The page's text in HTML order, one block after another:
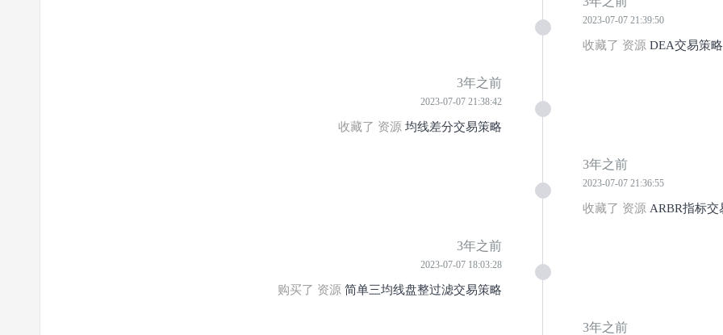
2023-07-07 21:39:50
收藏了 资源 DEA交易策略
3年之前
2023-07-07 21:38:42
收藏了 资源 均线差分交易策略
3年之前
2023-07-07 21:36:55
收藏了 资源 ARBR指标交
3年之前
2023-07-07 18:03:28
购买了 资源 简单三均线盘整过滤交易策略
3年之前